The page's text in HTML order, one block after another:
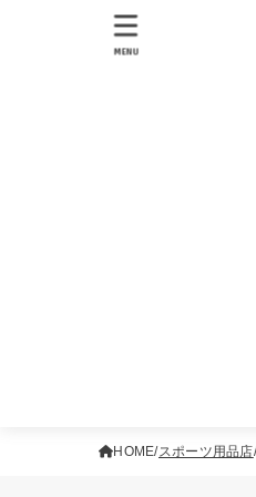
MENU
HOME スポーツ用品店